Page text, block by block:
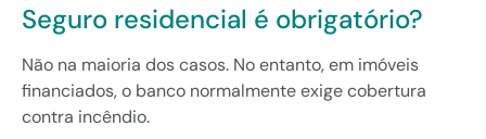
Seguro residencial é obrigatório?
Não na maioria dos casos. No entanto, em imóveis
financiados, o banco normalmente exige cobertura
contra incêndio.